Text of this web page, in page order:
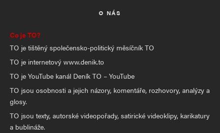
O NÁS
Co je TO?
TO je tištěný společensko-politický měsíčník TO
TO je internetový www.denik.to
TO je YouTube kanál Deník TO – YouTube
TO jsou osobnosti a jejich názory, komentáře, rozhovory, analýzy a
glosy.
TO jsou texty, autorské videopořady, satirické videoklipy, karikatury
a bublináže.